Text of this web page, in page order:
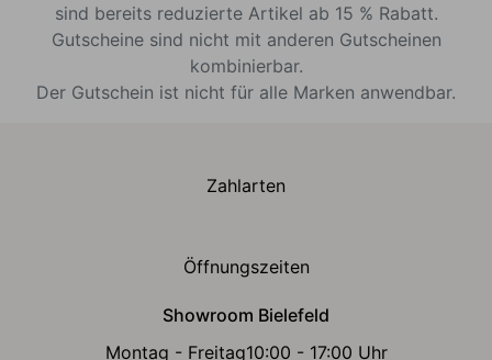
sind bereits reduzierte Artikel ab 15 % Rabatt.
Gutscheine sind nicht mit anderen Gutscheinen
kombinierbar.
Der Gutschein ist nicht für alle Marken anwendbar.
Zahlarten
Öffnungszeiten
Showroom Bielefeld
Montag - Freitag10:00 - 17:00 Uhr